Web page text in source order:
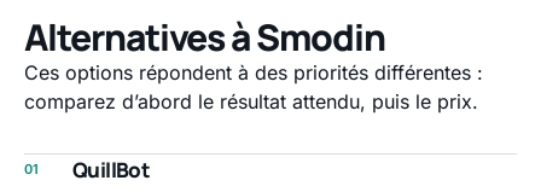
Alternatives à Smodin
Ces options répondent à des priorités différentes :
comparez d’abord le résultat attendu, puis le prix.
01 QuillBot